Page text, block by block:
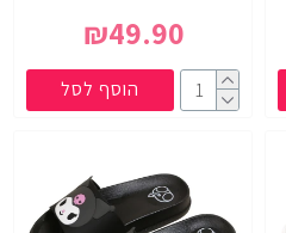
₪49.90
הוסף לסל